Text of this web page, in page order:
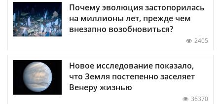
Почему эволюция застопорилась
на миллионы лет, прежде чем
внезапно возобновиться?
2405
Новое исследование показало,
что Земля постепенно заселяет
Венеру жизнью
36370